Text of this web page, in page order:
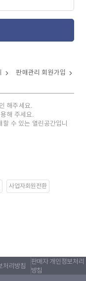
판매관리 회원가입
해주세요.
해 주세요.
수 있는 열린공간입니
사업자회원전환
처리방침
판매자 개인정보처리
방침